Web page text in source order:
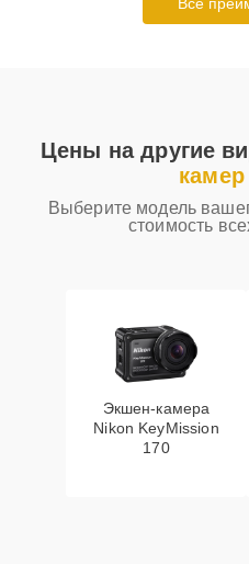
Цены на другие
Выберите модель
стоимость
Экшен-камера
Nikon KeyMission
170